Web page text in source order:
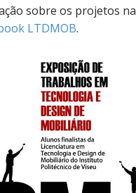
sobre os projetos na
LTDMOB.